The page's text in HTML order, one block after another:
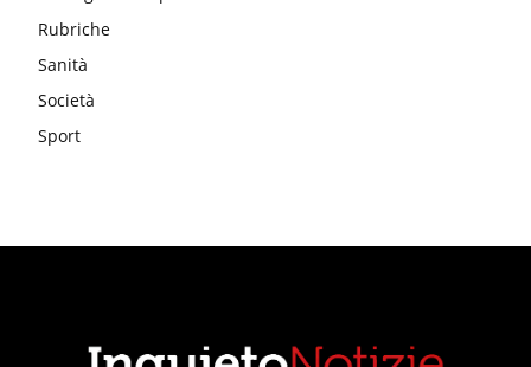
Rubriche
Sanità
Società
Sport